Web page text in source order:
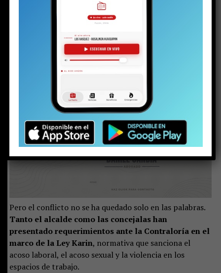
Apoya el periodismo local e independiente
haciéndote socio de La Voz de Pucón)
Ya es casi una constante cada lunes: cruces de palabras,
controversias, polémicas y constantes
enfrentamientos al interior del Concejo Municipal.
Sebastián Álvarez y la concejal Verónica Castillo.
embargo, Marina Matus tampoco ha estado ajena a los
contrapuntos y desencuentros con el jefe comunal de
Evópoli.
Pero el conflicto no se ha quedado solo en las palabras.
Tanto el alcalde como las concejalas han
presentado requerimientos ante la Contraloría en el
marco de la Ley Karin, normativa que sanciona el
acoso laboral, el acoso sexual y la violencia en los
espacios de trabajo.